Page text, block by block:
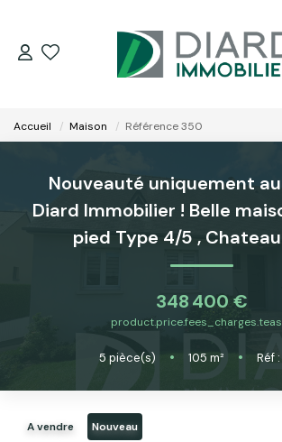
LOUER
VENDRE / ESTIMER
FAIRE GÉRER SON BIEN
EXTRANET
NOS AGENCES
ACTU & FISCALITÉ
Accueil Maison Référence 350
Nouveauté uniquement
Diard Immobilier ! Belle
pied Type 4/5 ,
348 400 €
5 pièce(s) • 105 m² • Réf
A vendre Nouveau